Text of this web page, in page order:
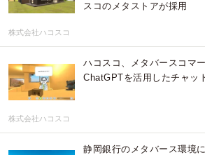
スコのメタストアが採用
株式会社ハコスコ
ハコスコ、メタバースコマ
ChatGPTを活用したチャッ
株式会社ハコスコ
静岡銀行のメタバース環境